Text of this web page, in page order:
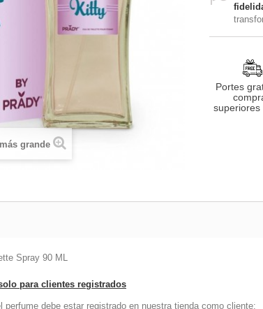
grande
Portes
superiores
Spray 90 ML
para clientes registrados
perfume debe estar registrado en nuestra tienda como cliente: